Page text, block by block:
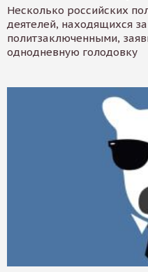
Несколько российских
деятелей, находящихся
политзаключенными,
однодневную голодовку